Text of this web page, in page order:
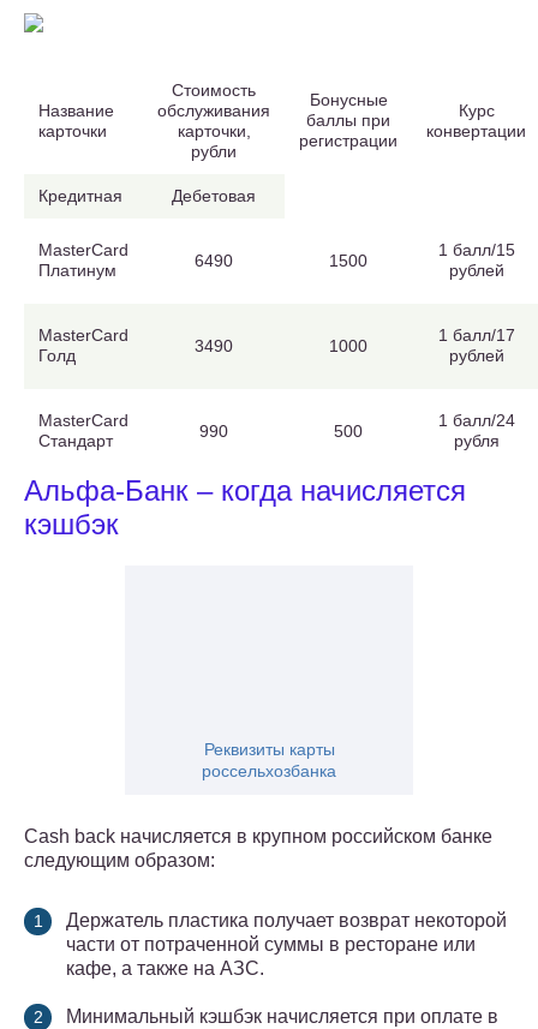
Название
карточки
Стоимость
обслуживания
карточки,
рубли
Бонусные
баллы при
регистрации
Курс
конвертации
Кредитная Дебетовая
MasterCard
Платинум
6490 1500
1 балл/15
рублей
MasterCard
Голд
3490 1000
1 балл/17
рублей
MasterCard
Стандарт
990 500
1 балл/24
рубля
Альфа-Банк – когда начисляется
кэшбэк
Реквизиты карты
россельхозбанка
Cash back начисляется в крупном российском банке
следующим образом:
Держатель пластика получает возврат некоторой
части от потраченной суммы в ресторане или
кафе, а также на АЗС.
Минимальный кэшбэк начисляется при оплате в